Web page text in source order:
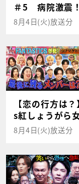
＃5 病院激震
8月4日(火)放送分
【恋の行方は
s紅しょうがら
8月4日(火)放送分